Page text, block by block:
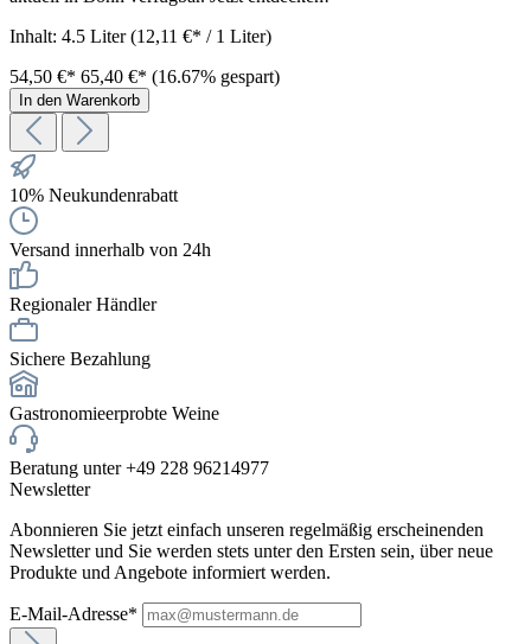
Inhalt: 4.5 Liter(12,11 €* / 1 Liter)
54,50 €* 65,40 €* (16.67% gespart)
In den Warenkorb
10% Neukundenrabatt
Versand innerhalb von 24h
Regionaler Händler
Sichere Bezahlung
Gastronomieerprobte Weine
Beratung unter +49 228 96214977
Newsletter
Abonnieren Sie jetzt einfach unseren regelmäßig erscheinenden
Newsletter und Sie werden stets unter den Ersten sein, über neue
Produkte und Angebote informiert werden.
E-Mail-Adresse*